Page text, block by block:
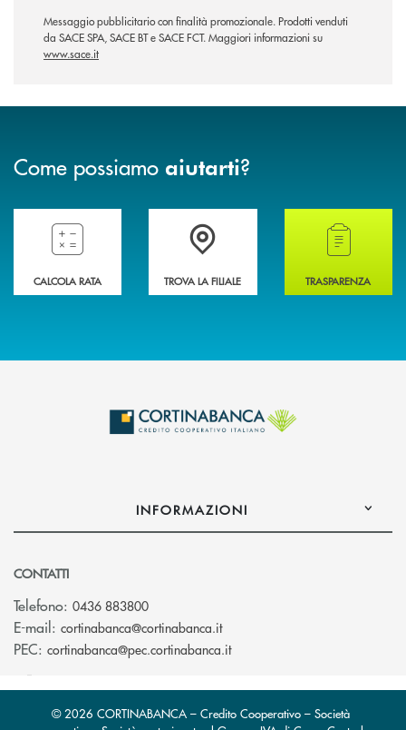
Messaggio pubblicitario con finalità promozionale. Prodotti venduti
da SACE SPA, SACE BT e SACE FCT. Maggiori informazioni su
www.sace.it
Come possiamo aiutarti?
Compila il preventivatore e calcola la rata del mutuo
CALCOLA RATA
Accedi all' elenco completo delle filiali della
TROVA LA FILIALE
Hai bisogno di
TRASPARENZA
INFORMAZIONI
CONTATTI
Telefono: 0436 883800
E-mail: cortinabanca@cortinabanca.it(si apre l’app di posta
PEC: cortinabanca@pec.cortinabanca.it(si apre l’app di posta
© 2026 CORTINABANCA – Credito Cooperativo – Società